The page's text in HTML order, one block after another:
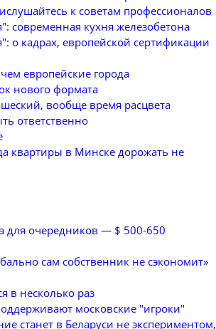
к советам профессионалов
современная кухня железобетона
о кадрах, европейской сертификации
европейские города
нового формата
вообще время расцвета
ответственно
квартиры в Минске дорожать не
для очередников — $ 500-650
сам собственник не сэкономит»
в несколько раз
московские "игроки"
станет в Беларуси не экспериментом,